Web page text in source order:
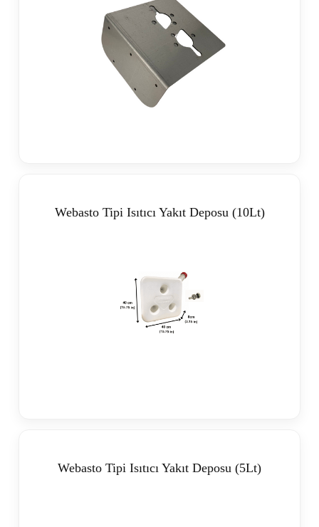
Webasto Tipi Isıtıcı Yakıt Deposu (10Lt)
Webasto Tipi Isıtıcı Yakıt Deposu (5Lt)